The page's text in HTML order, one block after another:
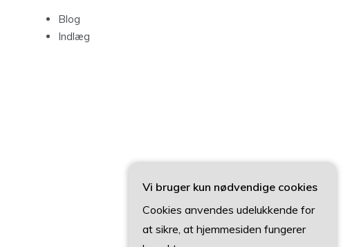
Blog
Indlæg
Vi bruger kun nødvendige cookies
Cookies anvendes udelukkende for
at sikre, at hjemmesiden fungerer